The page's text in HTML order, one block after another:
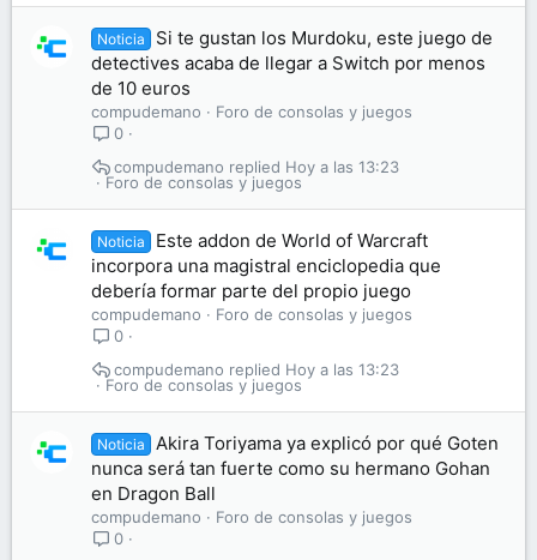
Noticia
Si te gustan los Murdoku, este juego de
detectives acaba de llegar a Switch por menos
de 10 euros
compudemano
Foro de consolas y juegos
0
Foro de consolas y juegos
Hoy a las 13:23
compudemano
Noticia
Este addon de World of Warcraft
incorpora una magistral enciclopedia que
debería formar parte del propio juego
compudemano
Foro de consolas y juegos
0
Foro de consolas y juegos
Hoy a las 13:23
compudemano
Noticia
Akira Toriyama ya explicó por qué Goten
nunca será tan fuerte como su hermano Gohan
en Dragon Ball
compudemano
Foro de consolas y juegos
0